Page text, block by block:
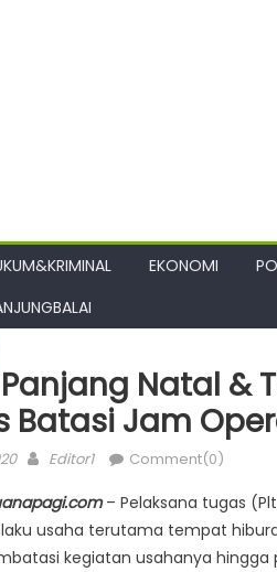
EKONOMI
Natal &
Batasi Jam
Author
Editor1 Comment(0)
– Pelaksana tugas
usaha terutama tempat
kegiatan usahanya hingga